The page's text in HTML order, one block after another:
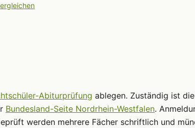
Abiturprüfung ablegen. Zuständig ist die
Bundesland-Seite Nordrhein-Westfalen.
werden mehrere Fächer schriftlich und